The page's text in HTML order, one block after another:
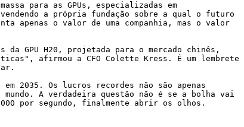
para as GPUs, especializadas em
a própria fundação sobre a qual o futuro
apenas o valor de uma companhia, mas o valor
da GPU H20, projetada para o mercado chinês,
afirmou a CFO Colette Kress. É um lembrete
2035. Os lucros recordes não são apenas
A verdadeira questão não é se a bolha vai
por segundo, finalmente abrir os olhos.